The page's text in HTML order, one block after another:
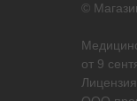
©
от 9